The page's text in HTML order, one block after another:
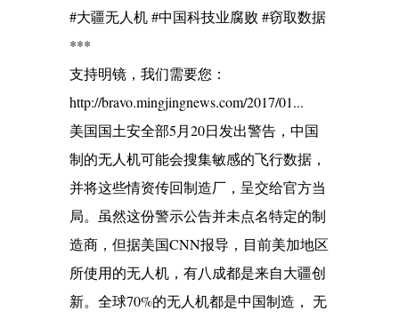
#大疆无人机 #中国科技业腐败 #窃取数据
***
支持明镜，我们需要您：
http://bravo.mingjingnews.com/2017/01...
美国国土安全部5月20日发出警告，中国
制的无人机可能会搜集敏感的飞行数据，
并将这些情资传回制造厂，呈交给官方当
局。虽然这份警示公告并未点名特定的制
造商，但据美国CNN报导，目前美加地区
所使用的无人机，有八成都是来自大疆创
新。全球70%的无人机都是中国制造， 无